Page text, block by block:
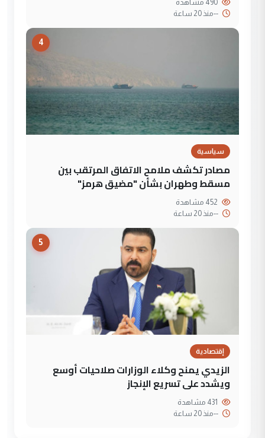
--منذ 20 ساعة
4
سياسية
مصادر تكشف ملامح الاتفاق المرتقب بين
مسقط وطهران بشأن "مضيق هرمز"
--منذ 20 ساعة
5
إقتصادية
الزيدي يمنح وكلاء الوزارات صلاحيات أوسع
ويشدد على تسريع الإنجاز
--منذ 20 ساعة